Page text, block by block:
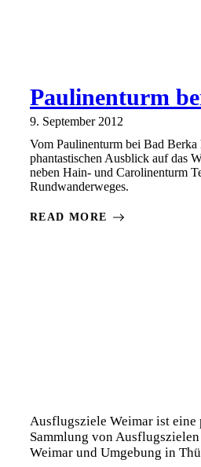
Paulinenturm
9. September 2012
Vom Paulinenturm bei Bad Berka
phantastischen Ausblick auf das
neben Hain- und Carolinenturm
Rundwanderweges.
READ MORE
Ausflugsziele Weimar ist
Sammlung von
Weimar und Umgebung in